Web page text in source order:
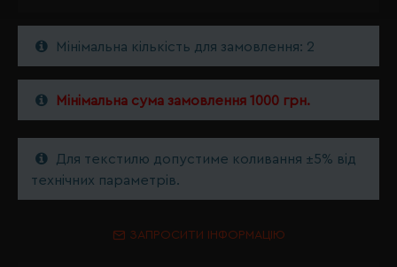
Мінімальна кількість для замовлення: 2
Мінімальна сума замовлення 1000 грн.
Для текстилю допустиме коливання ±5% від
технічних параметрів.
ЗАПРОСИТИ ІНФОРМАЦІЮ